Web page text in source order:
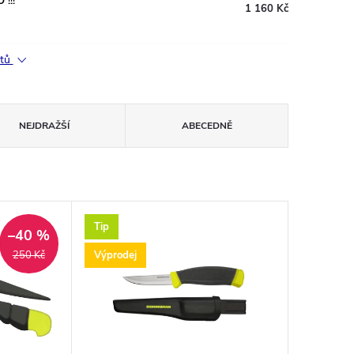
1 160 Kč
NEJDRAŽŠÍ ABECEDNĚ
250 Kč
–40 %
Tip
Výprodej